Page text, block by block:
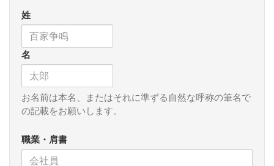
中華思想は複雑な緊張・影響関係を保ったのであり、大国＝
中国に対してその周辺にあった小国は朝貢することでその存
在が認められるような外交的関係を呼称したのであろう。た
とえば明治以前の沖縄が中国に朝貢していた例や、それより
遣隋使や遣唐使を派遣していた時代の古代日本もまたこれに
近い枠組みの中の一存在だったのであろう。しかし、いま日
常的に使われる「事大主義」とは「明確な信念がなく、強い
ものや風潮に迎合することにより、自己実現を目指す行動様
さて、その中国、５年毎に一度行われる中国最大の政治的
イベント＝共産党大会が２２日シャン・シャン・シャンと閉
姓
名
お名前は本名、またはそれに準ずる自然な呼称の筆名で
の記載をお願いします。
職業・肩書